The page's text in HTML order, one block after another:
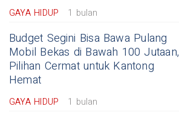
GAYA HIDUP 1 bulan
Budget Segini Bisa Bawa Pulang
Mobil Bekas di Bawah 100 Jutaan,
Pilihan Cermat untuk Kantong
Hemat
GAYA HIDUP 1 bulan